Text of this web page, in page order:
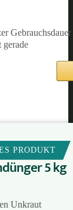
Gebrauchsdauer
gerade
PRODUKT
5 kg
Unkraut